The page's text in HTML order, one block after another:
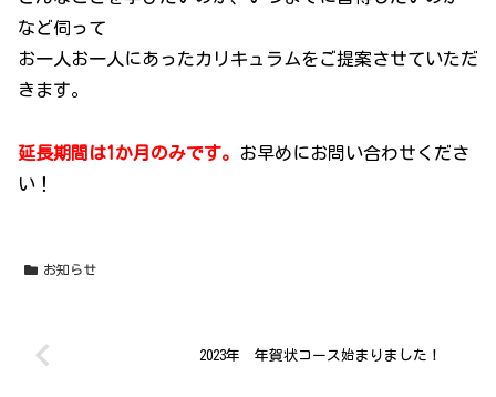
など伺って
お一人お一人にあったカリキュラムをご提案させていただ
きます。
延長期間は1か月のみです。
お早めにお問い合わせくださ
い！
お知らせ
2023年 年賀状コース始まりました！